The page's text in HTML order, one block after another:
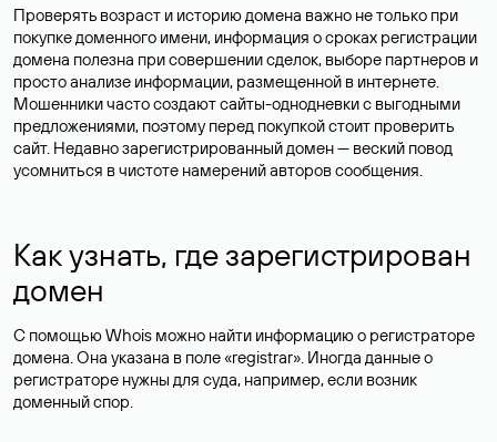
Проверять возраст и историю домена важно не только при
покупке доменного имени, информация о сроках регистрации
домена полезна при совершении сделок, выборе партнеров и
просто анализе информации, размещенной в интернете.
Мошенники часто создают сайты-однодневки с выгодными
предложениями, поэтому перед покупкой стоит проверить
сайт. Недавно зарегистрированный домен — веский повод
усомниться в чистоте намерений авторов сообщения.
Как узнать, где зарегистрирован
домен
С помощью Whois можно найти информацию о регистраторе
домена. Она указана в поле «registrar». Иногда данные о
регистраторе нужны для суда, например, если возник
доменный спор.